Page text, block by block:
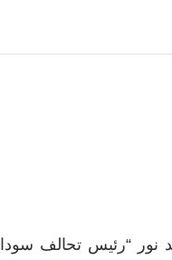
نور “رئيس تحالف